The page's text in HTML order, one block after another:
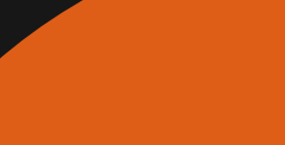
manifestazione sono
pavimenti,